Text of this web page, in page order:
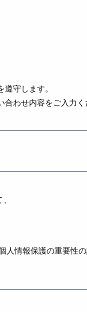
守します。
わせ内容をご⼊⼒く
人情報保護の重要性